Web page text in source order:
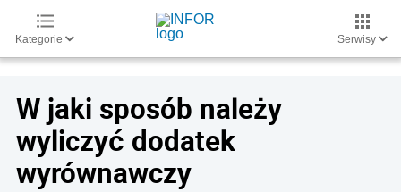
Kategorie Serwisy
W jaki sposób należy
wyliczyć dodatek
wyrównawczy